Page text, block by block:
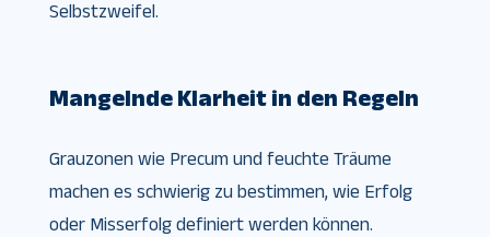
Selbstzweifel.
Mangelnde Klarheit in den Regeln
Grauzonen wie Precum und feuchte Träume
machen es schwierig zu bestimmen, wie Erfolg
oder Misserfolg definiert werden können.